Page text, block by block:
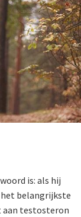
is: als hij
belangrijkste
aan testosteron